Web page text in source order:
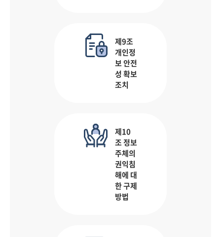
제9조
개인정
보 안전
성 확보
조치
제10
조 정보
주체의
권익침
해에 대
한 구제
방법